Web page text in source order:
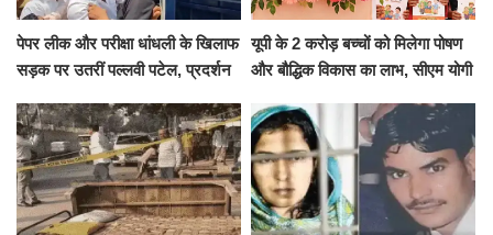
पेपर लीक और परीक्षा धांधली के खिलाफ
सड़क पर उतरीं पल्लवी पटेल, प्रदर्शन
यूपी के 2 करोड़ बच्चों को मिलेगा पोषण
और बौद्धिक विकास का लाभ, सीएम योगी